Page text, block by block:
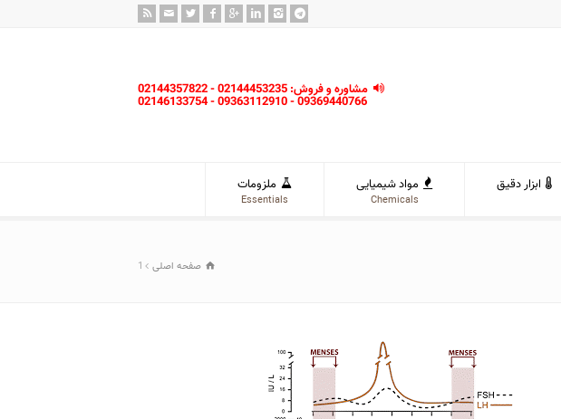
مشاوره و فروش: 02144453235 - 02144357822
09369440766 - 09363112910 - 02146133754
ابزار دقیق مواد شیمیایی
Chemicals
ملزومات
Essentials
صفحه اصلی 1